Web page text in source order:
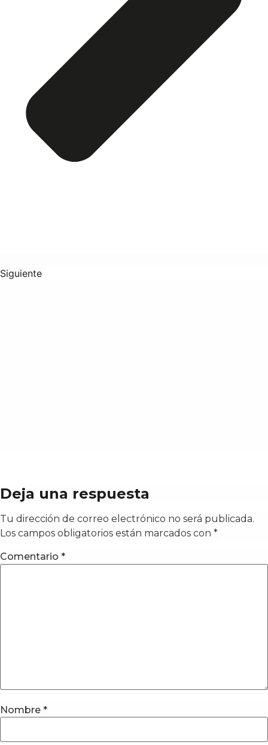
Siguiente
Deja una respuesta
Tu dirección de correo electrónico no será publicada.
Los campos obligatorios están marcados con *
Comentario *
Nombre *